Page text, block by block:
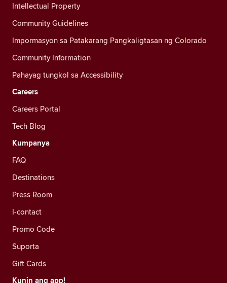
Intellectual Property
Community Guidelines
Impormasyon sa Patakarang Pangkaligtasan ng Colorado
Community Information
Pahayag tungkol sa Accessibility
Careers
Careers Portal
Tech Blog
Kumpanya
FAQ
Destinations
Press Room
I-contact
Promo Code
Suporta
Gift Cards
Kunin ang app!